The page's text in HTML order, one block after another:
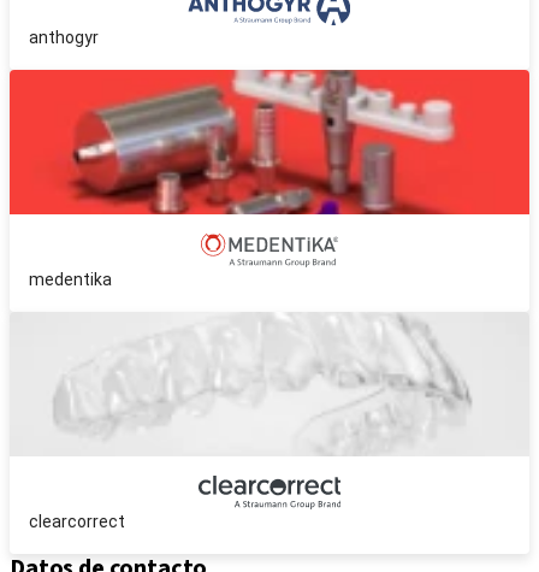
anthogyr
medentika
clearcorrect